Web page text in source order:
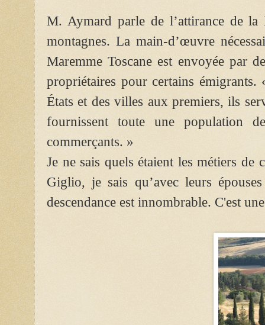
M. Aymard parle de l’attirance de la
montagnes. La main-d’œuvre
Maremme Toscane est envoyée par
propriétaires pour certains émigrants.
États et des villes aux premiers, ils
fournissent toute une population
commerçants. »
Je ne sais quels étaient les métiers
Giglio, je sais qu’avec leurs
descendance est innombrable. C'est